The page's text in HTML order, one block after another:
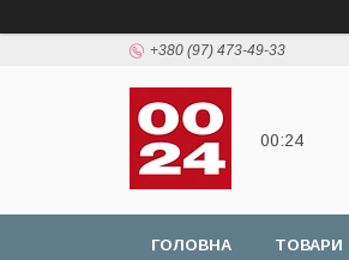
+380 (97) 473-49-33
00:24
ГОЛОВНА ТОВАРИ